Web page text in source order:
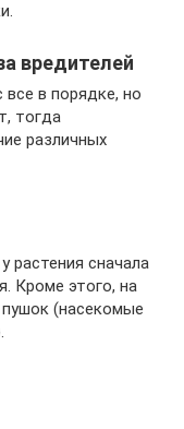
вредителей
все в порядке, но
тогда
различных
растения сначала
Кроме этого, на
(насекомые